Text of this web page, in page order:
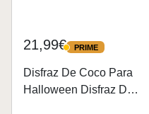
21,99€ PRIME
PRIME
Disfraz De Coco Para
Halloween Disfraz De